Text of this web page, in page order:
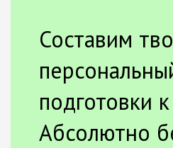
Составим
подготовки
Абсолютно